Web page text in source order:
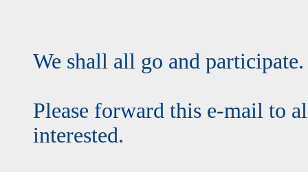
We shall all go and participate.
Please forward this e-mail to
interested.